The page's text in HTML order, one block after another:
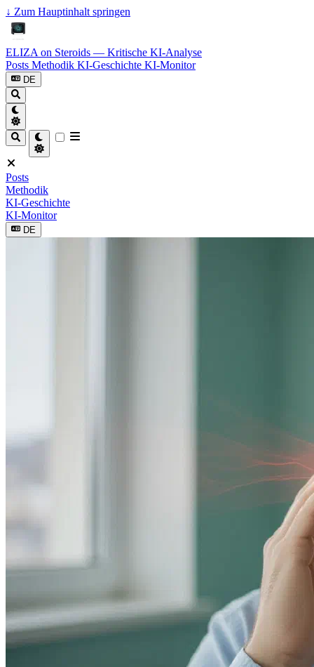
↓ Zum Hauptinhalt springen
ELIZA on Steroids — Kritische KI-Analyse
Posts Methodik KI-Geschichte KI-Monitor
DE
Posts
Methodik
KI-Geschichte
KI-Monitor
DE